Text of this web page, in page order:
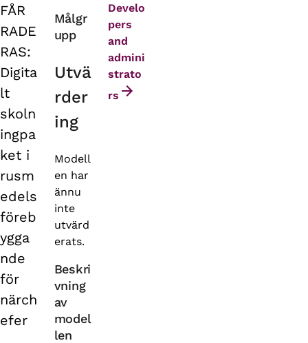
Primary
tabs
FÅR
RADE
RAS:
Digita
lt
skoln
ingpa
ket i
rusm
edels
föreb
ygga
nde
för
närch
efer
Målgr
upp
Utvä
rder
ing
Modell
en har
ännu
inte
utvärd
erats.
Beskri
vning
av
model
len
Develo
pers
and
admini
strato
rs